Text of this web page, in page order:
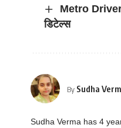
Metro Driver
डिटेल्स
By Sudha
Sudha Verma has 4